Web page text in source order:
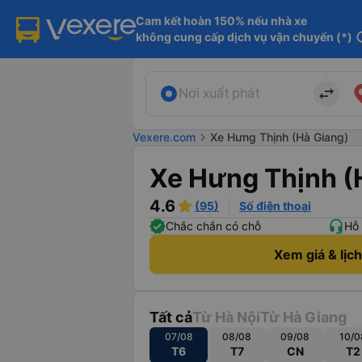
Cam kết hoàn 150% nếu nhà xe
không cung cấp dịch vụ vận chuyển (*)
Nơi xuất phát import_export
Vexere.com chevron_right Xe Hưng Thịnh (Hà Giang)
Xe Hưng Thịnh
4.6 (95)
Số điện thoại
Chắc chắn có chỗ
Xem giá &
Tất cảTừ Hà NộiTừ Hà Giang
07/08
T6
08/08
T7
09/08
CN
10/
T2